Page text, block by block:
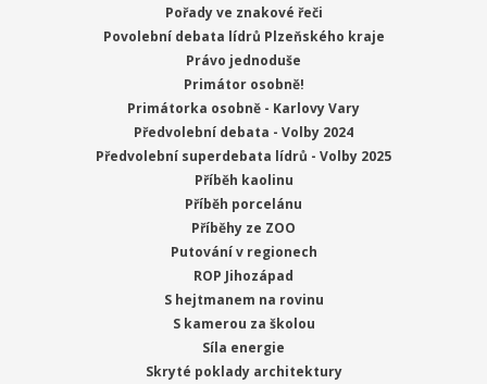
Pořady ve znakové řeči
Povolební debata lídrů Plzeňského kraje
Právo jednoduše
Primátor osobně!
Primátorka osobně - Karlovy Vary
Předvolební debata - Volby 2024
Předvolební superdebata lídrů - Volby 2025
Příběh kaolinu
Příběh porcelánu
Příběhy ze ZOO
Putování v regionech
ROP Jihozápad
S hejtmanem na rovinu
S kamerou za školou
Síla energie
Skryté poklady architektury